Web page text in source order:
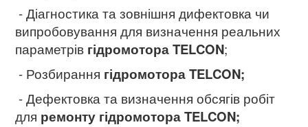
- Діагностика та зовнішня дифектовка чи
випробовування для визначення реальних
параметрів гідромотора TELCON;
- Розбирання гідромотора TELCON;
- Дефектовка та визначення обсягів робіт
для ремонту гідромотора TELCON;